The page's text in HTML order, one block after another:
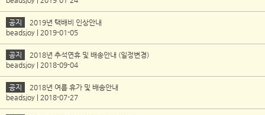
공지
2019년 택배비 인상안내
beadsjoy | 2019-01-05
공지
2018년 추석연휴 및 배송안내 (일정변경)
beadsjoy | 2018-09-04
공지
2018년 여름 휴가 및 배송안내
beadsjoy | 2018-07-27